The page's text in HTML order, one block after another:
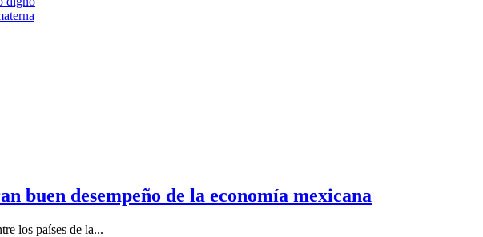
buen desempeño de la economía mexicana
los países de la...